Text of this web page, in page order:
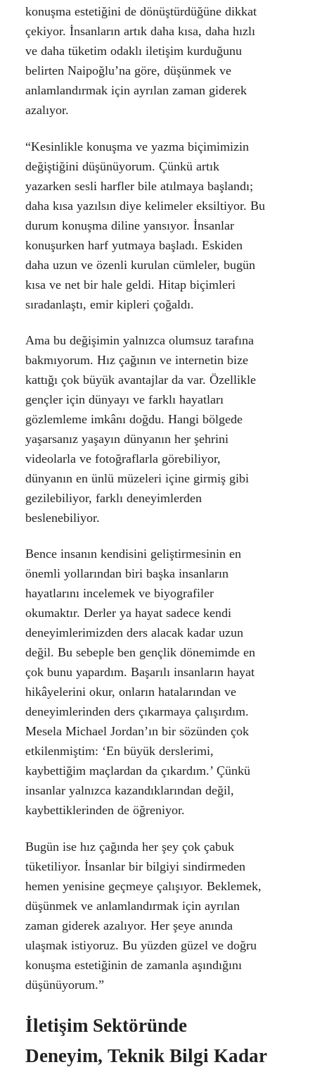
konuşma estetiğini de dönüştürdüğüne dikkat
çekiyor. İnsanların artık daha kısa, daha hızlı
ve daha tüketim odaklı iletişim kurduğunu
belirten Naipoğlu’na göre, düşünmek ve
anlamlandırmak için ayrılan zaman giderek
azalıyor.
“Kesinlikle konuşma ve yazma biçimimizin
değiştiğini düşünüyorum. Çünkü artık
yazarken sesli harfler bile atılmaya başlandı;
daha kısa yazılsın diye kelimeler eksiltiyor. Bu
durum konuşma diline yansıyor. İnsanlar
konuşurken harf yutmaya başladı. Eskiden
daha uzun ve özenli kurulan cümleler, bugün
kısa ve net bir hale geldi. Hitap biçimleri
sıradanlaştı, emir kipleri çoğaldı.
Ama bu değişimin yalnızca olumsuz tarafına
bakmıyorum. Hız çağının ve internetin bize
kattığı çok büyük avantajlar da var. Özellikle
gençler için dünyayı ve farklı hayatları
gözlemleme imkânı doğdu. Hangi bölgede
yaşarsanız yaşayın dünyanın her şehrini
videolarla ve fotoğraflarla görebiliyor,
dünyanın en ünlü müzeleri içine girmiş gibi
gezilebiliyor, farklı deneyimlerden
beslenebiliyor.
Bence insanın kendisini geliştirmesinin en
önemli yollarından biri başka insanların
hayatlarını incelemek ve biyografiler
okumaktır. Derler ya hayat sadece kendi
deneyimlerimizden ders alacak kadar uzun
değil. Bu sebeple ben gençlik dönemimde en
çok bunu yapardım. Başarılı insanların hayat
hikâyelerini okur, onların hatalarından ve
deneyimlerinden ders çıkarmaya çalışırdım.
Mesela Michael Jordan’ın bir sözünden çok
etkilenmiştim: ‘En büyük derslerimi,
kaybettiğim maçlardan da çıkardım.’ Çünkü
insanlar yalnızca kazandıklarından değil,
kaybettiklerinden de öğreniyor.
Bugün ise hız çağında her şey çok çabuk
tüketiliyor. İnsanlar bir bilgiyi sindirmeden
hemen yenisine geçmeye çalışıyor. Beklemek,
düşünmek ve anlamlandırmak için ayrılan
zaman giderek azalıyor. Her şeye anında
ulaşmak istiyoruz. Bu yüzden güzel ve doğru
konuşma estetiğinin de zamanla aşındığını
düşünüyorum.”
İletişim Sektöründe
Deneyim, Teknik Bilgi Kadar